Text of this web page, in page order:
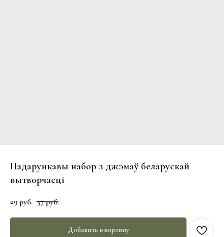
Падарункавы набор з джэмаў беларускай
вытворчасці
29 руб. 37 руб.
Добавить в корзину